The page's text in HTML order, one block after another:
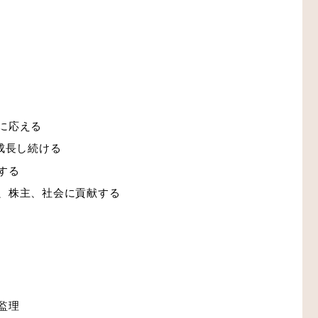
応える
長し続ける
る
株主、社会に貢献する
理